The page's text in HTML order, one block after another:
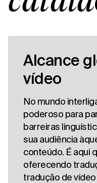
Alcance
vídeo
No mundo
poderoso para
barreiras
sua audiência
conteúdo. É aqui
oferecendo
tradução de